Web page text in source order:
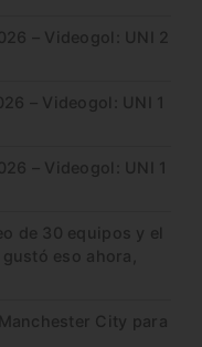
– Videogol: UNI 2
– Videogol: UNI 1
– Videogol: UNI 1
de 30 equipos y el
eso ahora,
City para